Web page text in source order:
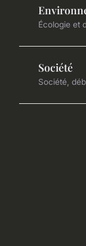
Écologie et
Société
Société,